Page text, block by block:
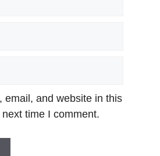
email, and website in this
time I comment.